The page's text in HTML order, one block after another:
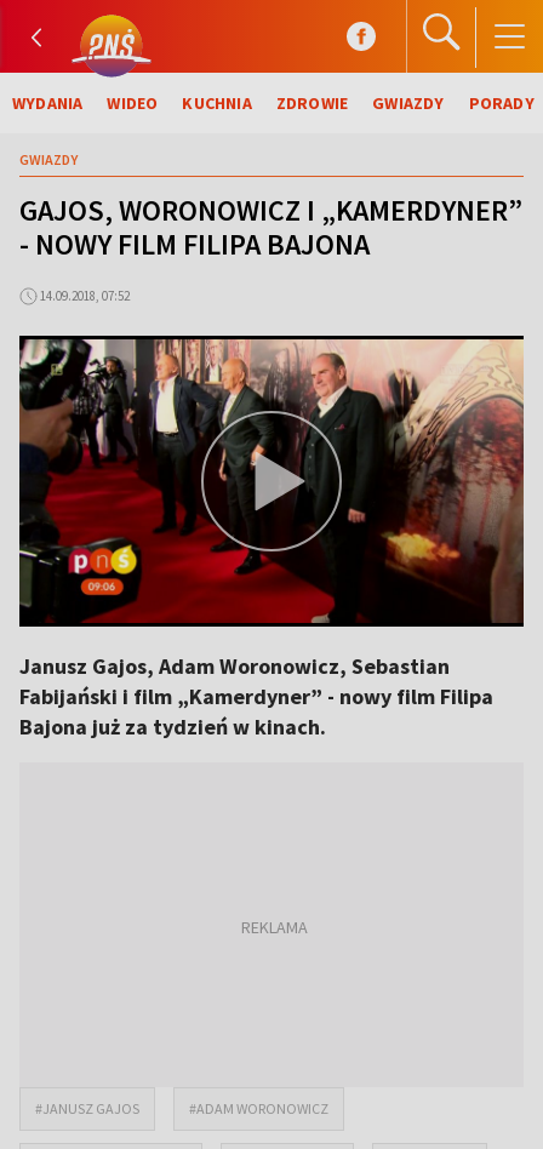
WYDANIA WIDEO KUCHNIA ZDROWIE GWIAZDY PORADY
GWIAZDY
GAJOS, WORONOWICZ I „KAMERDYNER”
- NOWY FILM FILIPA BAJONA
14.09.2018, 07:52
Janusz Gajos, Adam Woronowicz, Sebastian
Fabijański i film „Kamerdyner” - nowy film Filipa
Bajona już za tydzień w kinach.
#JANUSZ GAJOS #ADAM WORONOWICZ